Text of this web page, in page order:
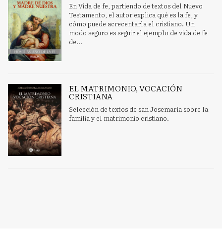
En Vida de fe, partiendo de textos del Nuevo
Testamento, el autor explica qué es la fe, y
cómo puede acrecentarla el cristiano. Un
modo seguro es seguir el ejemplo de vida de fe
de...
EL MATRIMONIO, VOCACIÓN
CRISTIANA
Selección de textos de san Josemaría sobre la
familia y el matrimonio cristiano.